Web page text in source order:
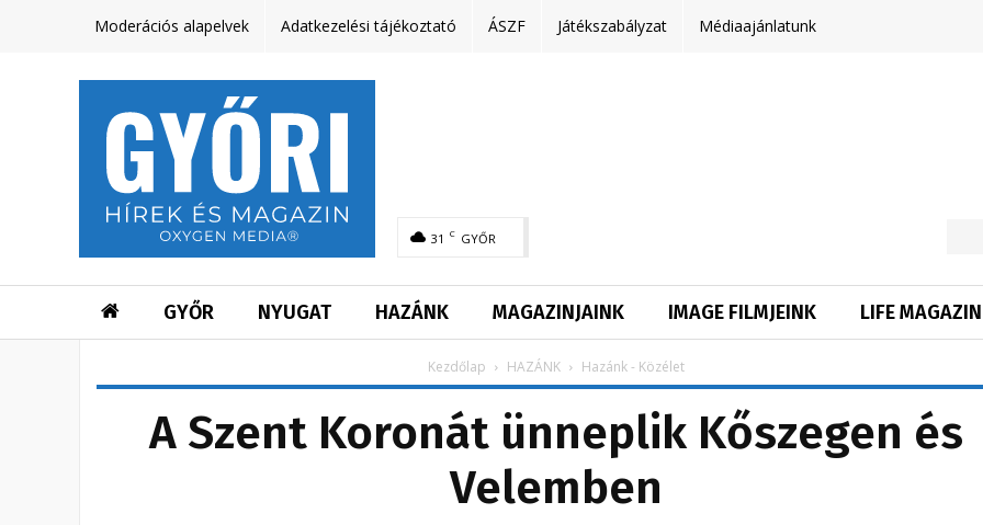
Moderációs alapelvek Adatkezelési tájékoztató ÁSZF Játékszabályzat Médiaajánlatunk
31 C GYŐR
GYŐR NYUGAT HAZÁNK MAGAZINJAINK IMAGE FILMJEINK LIFE MAGAZIN
Kezdőlap HAZÁNK Hazánk - Közélet
A Szent Koronát ünneplik Kőszegen és
Velemben